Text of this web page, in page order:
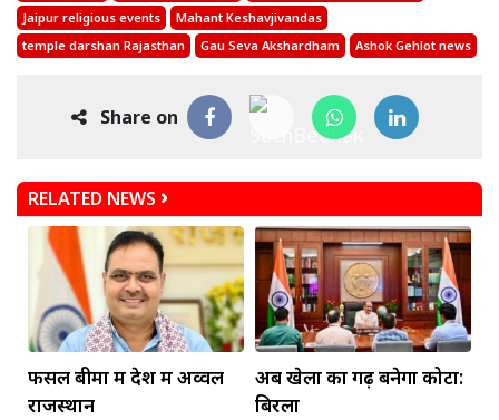
Jaipur religious events
Mahant Keshavjivandas
temple darshan Rajasthan
Gau Seva Akshardham Ashok Gehlot news
Share on
RELATED NEWS
फसल बीमा में देश में अव्वल
राजस्थान
अब खेलों का गढ़ बनेगा कोटा:
बिरला